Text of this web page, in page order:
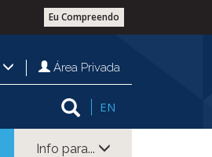
Eu Compreendo
Área Privada
EN
Info para...